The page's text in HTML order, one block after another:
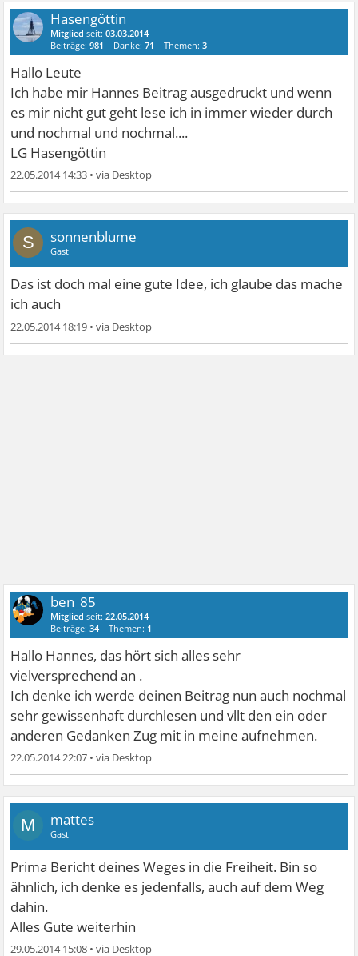
Hasengöttin
Mitglied seit:03.03.2014
Beiträge:981 Danke:71 Themen:3
Hallo Leute
Ich habe mir Hannes Beitrag ausgedruckt und wenn
es mir nicht gut geht lese ich in immer wieder durch
und nochmal und nochmal....
LG Hasengöttin
22.05.2014 14:33 •
S sonnenblume
Gast
Das ist doch mal eine gute Idee, ich glaube das mache
ich auch
22.05.2014 18:19 •
ben_85
Mitglied seit:22.05.2014
Beiträge:34 Themen: 1
Hallo Hannes, das hört sich alles sehr
vielversprechend an .
Ich denke ich werde deinen Beitrag nun auch nochmal
sehr gewissenhaft durchlesen und vllt den ein oder
anderen Gedanken Zug mit in meine aufnehmen.
22.05.2014 22:07 •
M mattes
Gast
Prima Bericht deines Weges in die Freiheit. Bin so
ähnlich, ich denke es jedenfalls, auch auf dem Weg
dahin.
Alles Gute weiterhin
29.05.2014 15:08 •